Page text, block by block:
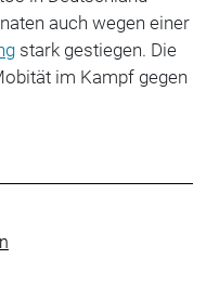
auch wegen einer
stark gestiegen. Die
im Kampf gegen